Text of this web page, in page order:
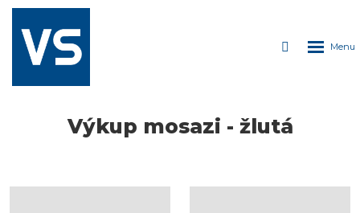
ROZDÁVÁME
PIVO
Každých 150kg
kovu
Výkup mosazi - žlutá